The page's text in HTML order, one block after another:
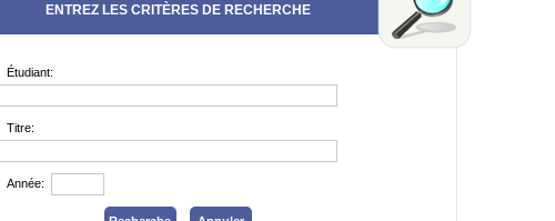
ENTREZ LES CRITÈRES DE RECHERCHE
Étudiant:
Titre:
Année: